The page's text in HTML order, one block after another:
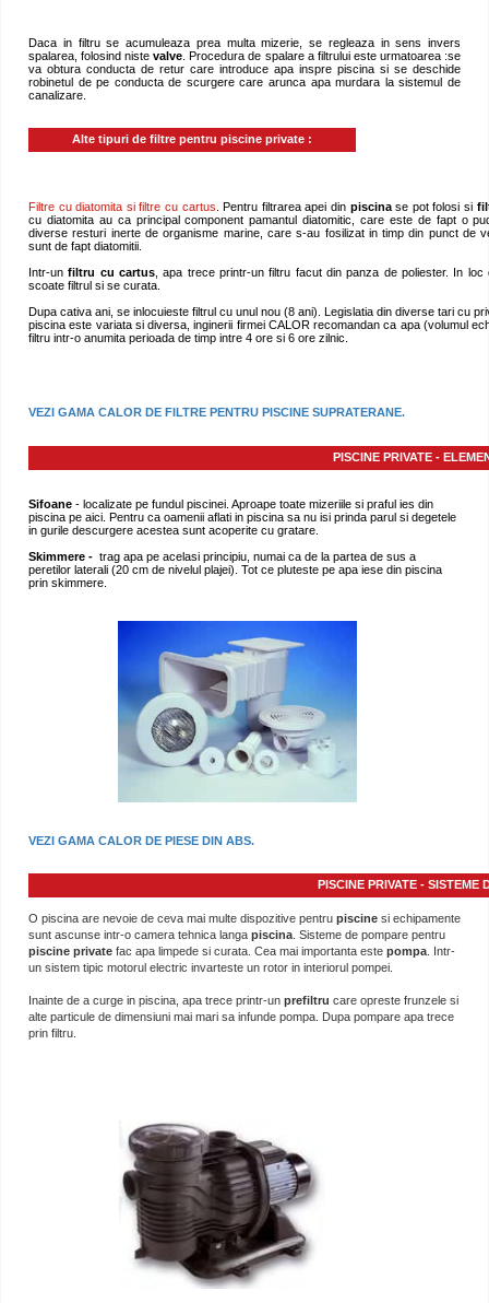
Daca in filtru se acumuleaza prea multa mizerie, se regleaza in sens invers
spalarea, folosind nistevalve . Procedura de spalare a filtrului este urmatoarea :se
va obtura conducta de retur care introduce apa inspre piscina si se deschide
robinetul de pe conducta de scurgere care arunca apa murdara la sistemul de
canalizare.
Alte tipuri de filtre pentru piscine private :
Filtre cu diatomita si filtre cu cartus . Pentru filtrarea apei din piscinase pot folosi si
cu diatomita au ca principal component pamantul diatomitic, care este de fapt o
diverse resturi inerte de organisme marine, care s-au fosilizat in timp din punct de
sunt de fapt diatomitii.
Intr-unfiltru cu cartus , apa trece printr-un filtru facut din panza de poliester. In
scoate filtrul si se curata.
Dupa cativa ani, se inlocuieste filtrul cu unul nou (8 ani). Legislatia din diverse tari cu
piscina este variata si diversa, inginerii firmei CALOR recomandan ca apa (volumul
filtru intr-o anumita perioada de timp intre 4 ore si 6 ore zilnic.
VEZI GAMA CALOR DE FILTRE PENTRU PISCINE SUPRATERANE.
PISCINE PRIVATE -
Sifoane - localizate pe fundul piscinei. Aproape toate mizeriile si praful ies din
piscina pe aici. Pentru ca oamenii aflati in piscina sa nu isi prinda parul si degetele
in gurile descurgere acestea sunt acoperite cu gratare.
Skimmere - trag apa pe acelasi principiu, numai ca de la partea de sus a
peretilor laterali (20 cm de nivelul plajei). Tot ce pluteste pe apa iese din piscina
prin skimmere.
VEZI GAMA CALOR DE PIESE DIN ABS.
PISCINE PRIVATE - SISTEME
O piscina are nevoie de ceva mai multe dispozitive pentru piscine si echipamente
sunt ascunse intr-o camera tehnica langa piscina . Sisteme de pompare pentru
piscine private fac apa limpede si curata. Cea mai importanta este pompa . Intr-
un sistem tipic motorul electric invarteste un rotor in interiorul pompei.
Inainte de a curge in piscina, apa trece printr-un prefiltru care opreste frunzele si
alte particule de dimensiuni mai mari sa infunde pompa. Dupa pompare apa trece
prin filtru.